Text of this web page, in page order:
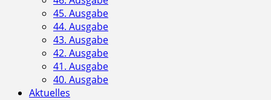
45. Ausgabe
44. Ausgabe
43. Ausgabe
42. Ausgabe
41. Ausgabe
40. Ausgabe
Aktuelles